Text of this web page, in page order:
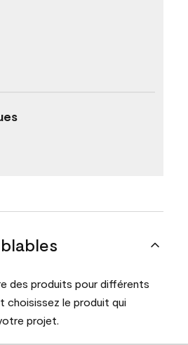
des produits pour différents
choisissez le produit qui
projet.